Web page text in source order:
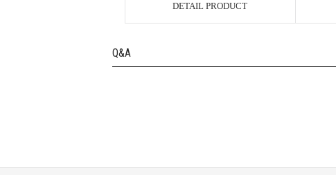
DETAIL PRODUCT
Q&A